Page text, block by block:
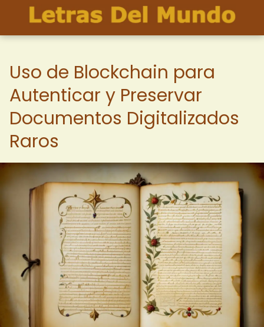
Uso de Blockchain para
Autenticar y Preservar
Documentos Digitalizados
Raros